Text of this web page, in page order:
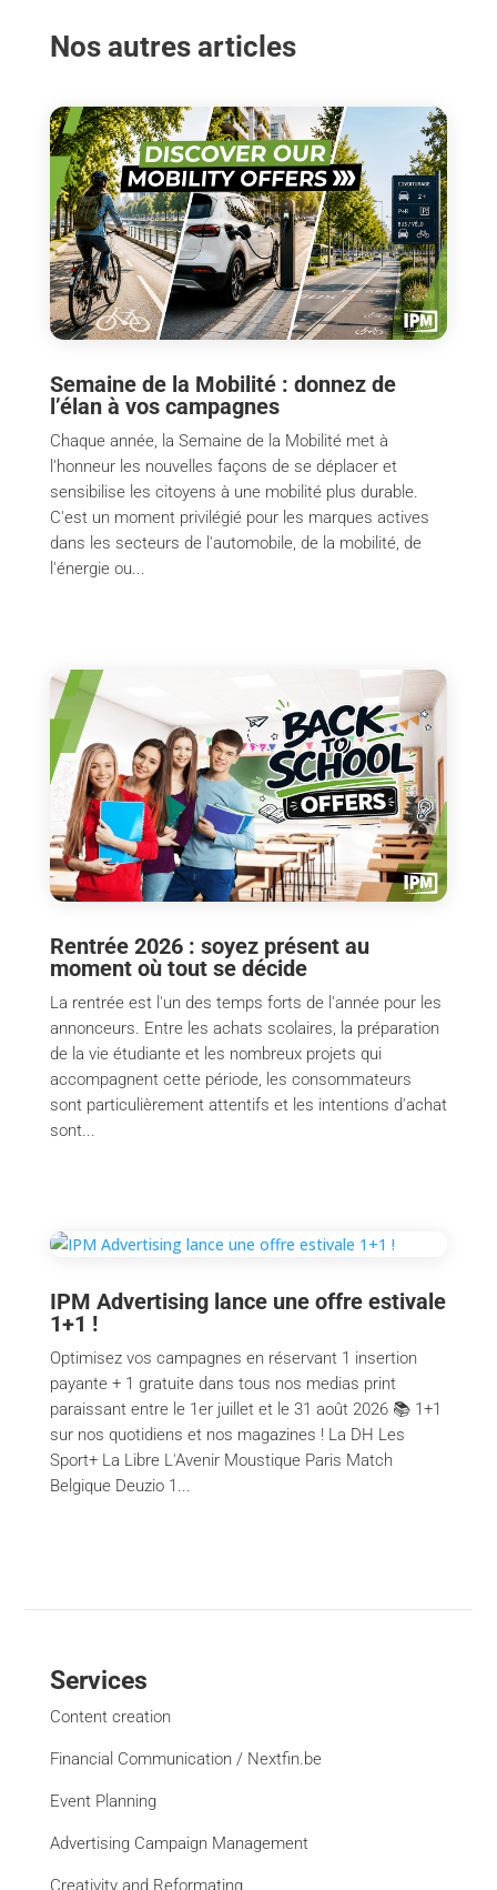
Nos autres articles
Semaine de la Mobilité : donnez de
l’élan à vos campagnes
Chaque année, la Semaine de la Mobilité met à
l'honneur les nouvelles façons de se déplacer et
sensibilise les citoyens à une mobilité plus durable.
C'est un moment privilégié pour les marques actives
dans les secteurs de l'automobile, de la mobilité, de
l'énergie ou...
Rentrée 2026 : soyez présent au
moment où tout se décide
La rentrée est l'un des temps forts de l'année pour les
annonceurs. Entre les achats scolaires, la préparation
de la vie étudiante et les nombreux projets qui
accompagnent cette période, les consommateurs
sont particulièrement attentifs et les intentions d'achat
sont...
IPM Advertising lance une offre estivale
1+1 !
Optimisez vos campagnes en réservant 1 insertion
payante + 1 gratuite dans tous nos medias print
paraissant entre le 1er juillet et le 31 août 2026 📚 1+1
sur nos quotidiens et nos magazines ! La DH Les
Sport+ La Libre L'Avenir Moustique Paris Match
Belgique Deuzio 1...
Services
Content creation
Financial Communication / Nextfin.be
Event Planning
Advertising Campaign Management
Creativity and Reformating